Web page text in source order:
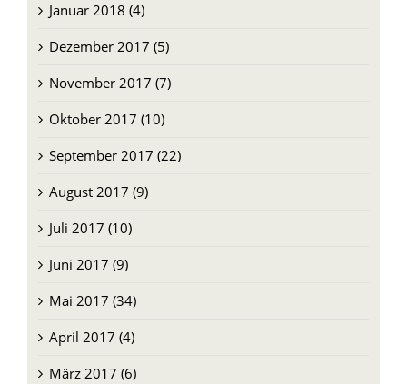
Januar 2018 (4)
Dezember 2017 (5)
November 2017 (7)
Oktober 2017 (10)
September 2017 (22)
August 2017 (9)
Juli 2017 (10)
Juni 2017 (9)
Mai 2017 (34)
April 2017 (4)
März 2017 (6)